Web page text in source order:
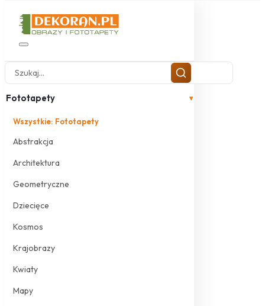
Fototapety ▾
Wszystkie: Fototapety
Abstrakcja
Architektura
Geometryczne
Dziecięce
Kosmos
Krajobrazy
Kwiaty
Mapy